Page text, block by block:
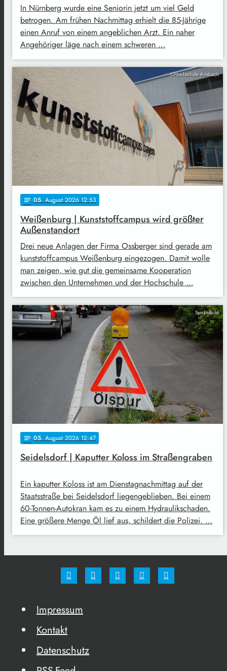
In Nürnberg wurde eine Seniorin jetzt um viel Geld
betrogen. Am frühen Nachmittag erhielt die 85-Jährige
einen Anruf von einem angeblichen Arzt. Ein naher
Angehöriger läge nach einem schweren …
©Hochschule Ansbach
notes 05. August 2026 12:53
Weißenburg | Kunststoffcampus wird größter
Außenstandort
Drei neue Anlagen der Firma Ossberger sind gerade am
kunststoffcampus Weißenburg eingezogen. Damit wolle
man zeigen, wie gut die gemeinsame Kooperation
zwischen den Unternehmen und der Hochschule …
Symbolbild
notes 05. August 2026 12:47
Seidelsdorf | Kaputter Koloss im Straßengraben
Ein kaputter Koloss ist am Dienstagnachmittag auf der
Staatsstraße bei Seidelsdorf liegengeblieben. Bei einem
60-Tonnen-Autokran kam es zu einem Hydraulikschaden.
Eine größere Menge Öl lief aus, schildert die Polizei. …
Impressum
Kontakt
Datenschutz